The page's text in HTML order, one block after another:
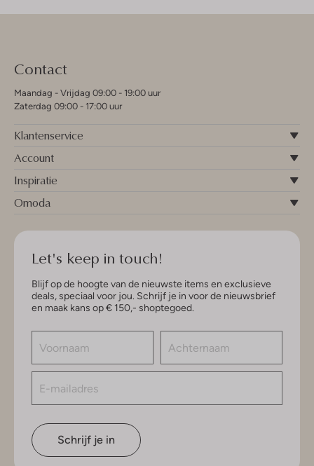
Contact
Maandag - Vrijdag 09:00 - 19:00 uur
Zaterdag 09:00 - 17:00 uur
Klantenservice
Account
Inspiratie
Omoda
Let's keep in touch!
Blijf op de hoogte van de nieuwste items en exclusieve
deals, speciaal voor jou. Schrijf je in voor de nieuwsbrief
en maak kans op € 150,- shoptegoed.
Schrijf je in